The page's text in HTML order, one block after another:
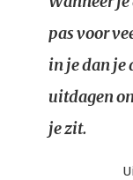
pas voor
in je dan je
uitdagen
je zit.